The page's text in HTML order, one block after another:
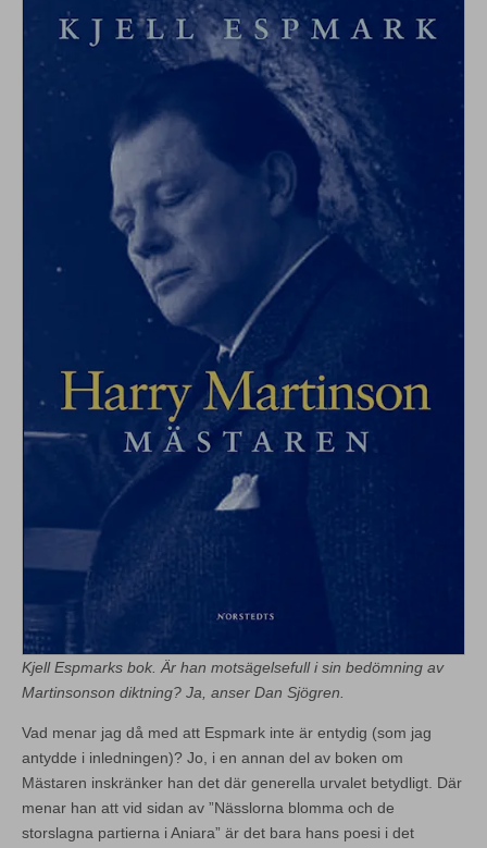
Kjell Espmarks bok. Är han motsägelsefull i sin bedömning av
Martinsonson diktning? Ja, anser Dan Sjögren.
Vad menar jag då med att Espmark inte är entydig (som jag
antydde i inledningen)? Jo, i en annan del av boken om
Mästaren inskränker han det där generella urvalet betydligt. Där
menar han att vid sidan av ”Nässlorna blomma och de
storslagna partierna i Aniara” är det bara hans poesi i det